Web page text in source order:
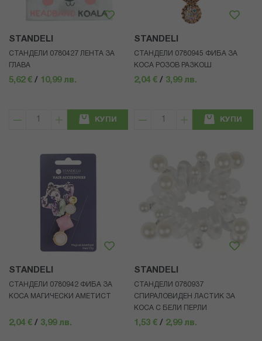
STANDELI
СТАНДЕЛИ 0780427 ЛЕНТА ЗА
ГЛАВА
5,62 € / 10,99 лв.
КУПИ
STANDELI
СТАНДЕЛИ 0780945 ФИБА ЗА
КОСА РОЗОВ РАЗКОШ
2,04 € / 3,99 лв.
КУПИ
STANDELI
СТАНДЕЛИ 0780942 ФИБА ЗА
КОСА МАГИЧЕСКИ АМЕТИСТ
2,04 € / 3,99 лв.
STANDELI
СТАНДЕЛИ 0780937
СПИРАЛОВИДЕН ЛАСТИК ЗА
КОСА С БЕЛИ ПЕРЛИ
1,53 € / 2,99 лв.